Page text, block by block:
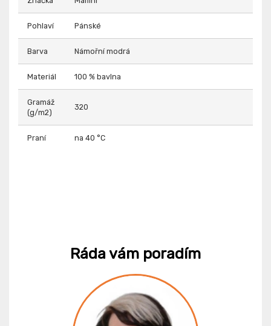
Pohlaví Pánské
Barva Námořní modrá
Materiál 100 % bavlna
Gramáž
(g/m2)
320
Praní na 40 °C
Ráda vám poradím